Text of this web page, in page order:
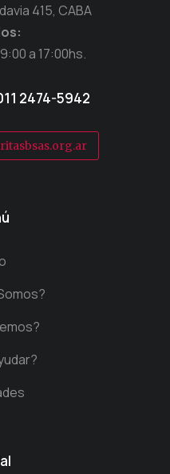
415, CABA
a 17:00hs.
2474-5942